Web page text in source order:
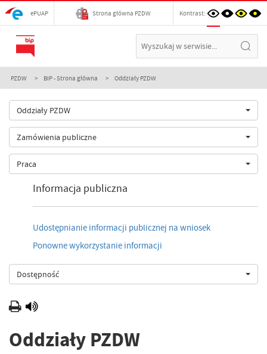
ePUAP Strona główna PZDW Kontrast:
PZDW BIP - Strona główna Oddziały PZDW
Oddziały PZDW
Zamówienia publiczne
Praca
Informacja publiczna
Udostępnianie informacji publicznej na wniosek
Ponowne wykorzystanie informacji
Dostępność
Oddziały PZDW